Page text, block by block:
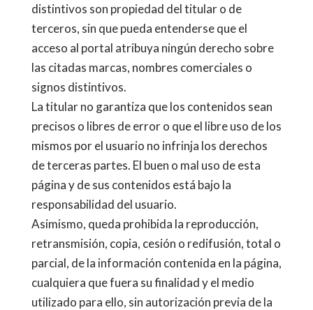
distintivos son propiedad del titular o de
terceros, sin que pueda entenderse que el
acceso al portal atribuya ningún derecho sobre
las citadas marcas, nombres comerciales o
signos distintivos.
La titular no garantiza que los contenidos sean
precisos o libres de error o que el libre uso de los
mismos por el usuario no infrinja los derechos
de terceras partes. El buen o mal uso de esta
página y de sus contenidos está bajo la
responsabilidad del usuario.
Asimismo, queda prohibida la reproducción,
retransmisión, copia, cesión o redifusión, total o
parcial, de la información contenida en la página,
cualquiera que fuera su finalidad y el medio
utilizado para ello, sin autorización previa de la